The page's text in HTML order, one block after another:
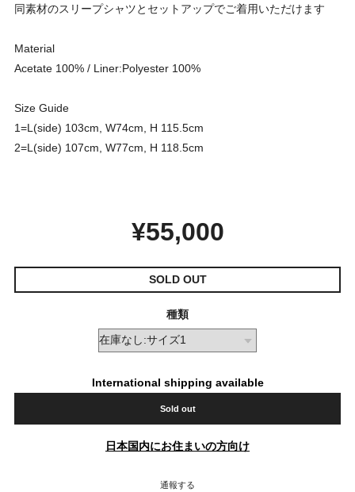
同素材のスリープシャツとセットアップでご着用いただけます
Material
Acetate 100% / Liner:Polyester 100%
Size Guide
1=L(side) 103cm, W74cm, H 115.5cm
2=L(side) 107cm, W77cm, H 118.5cm
¥55,000
SOLD OUT
種類
International shipping available
Sold out
日本国内にお住まいの方向け
通報する